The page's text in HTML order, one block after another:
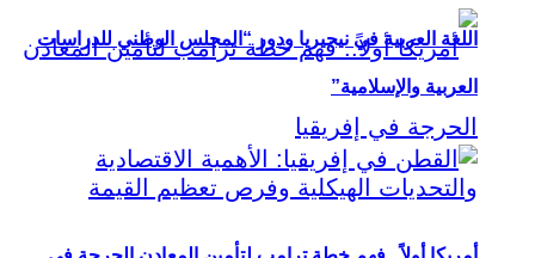
اللغة العربية في نيجيريا ودور “المجلس الوطني للدراسات
العربية والإسلامية”